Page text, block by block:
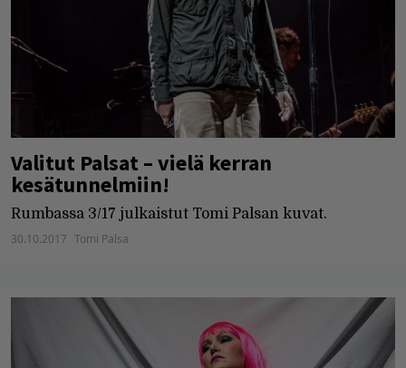
Valitut Palsat – vielä kerran
kesätunnelmiin!
Rumbassa 3/17 julkaistut Tomi Palsan kuvat.
30.10.2017 Tomi Palsa